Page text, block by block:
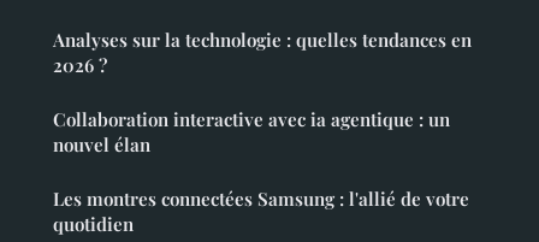
Analyses sur la technologie : quelles tendances en
2026 ?
Collaboration interactive avec ia agentique : un
nouvel élan
Les montres connectées Samsung : l'allié de votre
quotidien